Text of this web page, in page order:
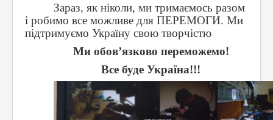
Зараз, як ніколи, ми тримаємось разом
і робимо все можливе для ПЕРЕМОГИ. Ми
підтримуємо Україну свою творчістю
Ми обов’язково переможемо!
Все буде Україна!!!